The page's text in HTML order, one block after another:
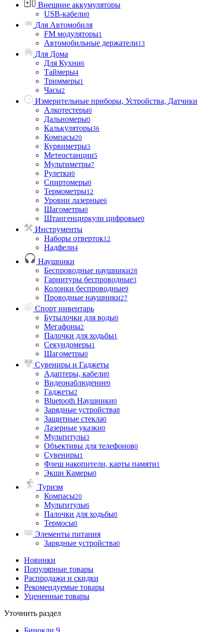
Внешние аккумуляторы
USB-кабели0
Для Автомобиля
FM модуляторы1
Автомобильные держатели13
Для Дома
Для Кухни6
Таймеры4
Триммеры1
Часы2
Измерительные приборы, Устройства, Датчики
Алкотестеры0
Дальномеры0
Калькуляторы36
Компасы20
Курвиметры3
Метеостанции5
Мультиметры7
Рулетки0
Спиртомеры0
Термометры12
Уровни лазерные6
Шагометры0
Штангенциркули цифровые0
Инструменты
Наборы отверток12
Надфели4
Наушники
Беспроводные наушники28
Гарнитуры беспроводные3
Колонки беспроводные9
Проводные наушники27
Спорт инвентарь
Бутылочки для воды0
Мегафоны2
Палочки для ходьбы1
Секундомеры1
Шагометры0
Сувениры и Гаджеты
Адаптеры, кабели0
Видеонаблюдение0
Гаджеты2
Bluetooth Наушники0
Зарядные устройства8
Защитные стекла0
Лазерные указки0
Мультитулы3
Объективы для телефонов0
Сувениры1
Флеш накопители, карты памяти1
Экшн Камеры0
Туризм
Компасы20
Мультитулы6
Палочки для ходьбы0
Термосы0
Элементы питания
Зарядные устройства0
Новинки
Популярные товары
Распродажи и скидки
Рекомендуемые товары
Уцененные товары
Уточнить раздел
Бинокли 9